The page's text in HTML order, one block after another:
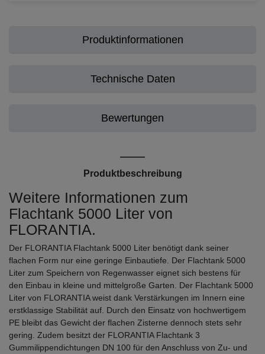
Produktinformationen
Technische Daten
Bewertungen
Produktbeschreibung
Weitere Informationen zum
Flachtank 5000 Liter von
FLORANTIA.
Der FLORANTIA Flachtank 5000 Liter benötigt dank seiner
flachen Form nur eine geringe Einbautiefe. Der Flachtank 5000
Liter zum Speichern von Regenwasser eignet sich bestens für
den Einbau in kleine und mittelgroße Garten. Der Flachtank 5000
Liter von FLORANTIA weist dank Verstärkungen im Innern eine
erstklassige Stabilität auf. Durch den Einsatz von hochwertigem
PE bleibt das Gewicht der flachen Zisterne dennoch stets sehr
gering. Zudem besitzt der FLORANTIA Flachtank 3
Gummilippendichtungen DN 100 für den Anschluss von Zu- und